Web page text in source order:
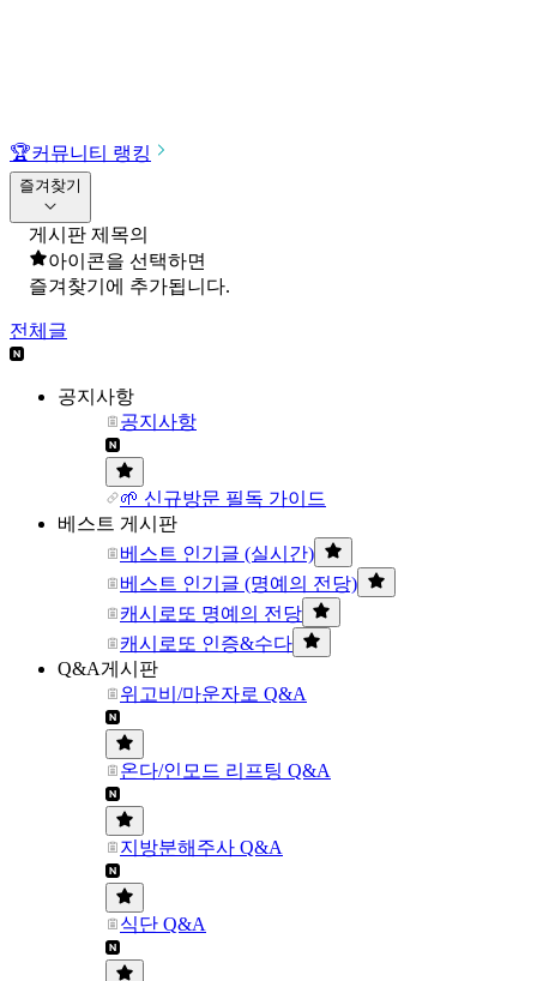
🏆커뮤니티 랭킹
즐겨찾기
게시판 제목의
아이콘을 선택하면
즐겨찾기에 추가됩니다.
전체글
공지사항
공지사항
🌱 신규방문 필독 가이드
베스트 게시판
베스트 인기글 (실시간)
베스트 인기글 (명예의 전당)
캐시로또 명예의 전당
캐시로또 인증&수다
Q&A게시판
위고비/마운자로 Q&A
온다/인모드 리프팅 Q&A
지방분해주사 Q&A
식단 Q&A